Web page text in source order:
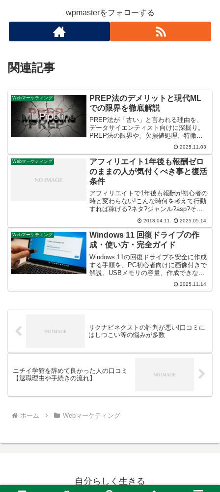
wpmasterをフォローする
関連記事
Webマーケティング
PREP法のデメリットと現代ML
での限界を徹底解説
PREP法が「古い」と言われる理由を、
データサイエンティスト向けに深掘り。
PREP法の限界や、欠損値処理、特徴量
エンジニアリングなど最新のデータ前処
理手法を2025年最新トレンドとして解説
します。
2025.11.03
Webマーケティング
アフィリエイト1年後も報酬ゼロ
のままの人が気付くべき事と復活
条件
アフィリエイトで1年後も報酬が初心者の
時と変わらない!こんな時何を考えて行動
すれば稼げる?ネタ?ジャンル?asp?そん
なことよりももっと根本的なあなた自身
を見直す事が必要な時。初心者を1pv1円
以上のサイトにしているコンサル実践
記。
2018.04.11 2025.05.14
Webマーケティング
Windows 11 回復ドライブの作
成・使い方・完全ガイド
Windows 11の回復ドライブを安全に作成
する手順を、PC初心者向けに画像付きで
解説。USBメモリの容量、作成できない
時の対処法、起動方法、システム復元ま
で網羅。万が一のトラブルに備えるため
2025.11.14
リクナビネクストの評判が悪い!口コミに
はしつこい等の悩みが多数
ニチイ学館を辞めて良かった人の口コミ
【退職理由や手続きの流れ】
ホーム Webマーケティング
自分らしく生きる